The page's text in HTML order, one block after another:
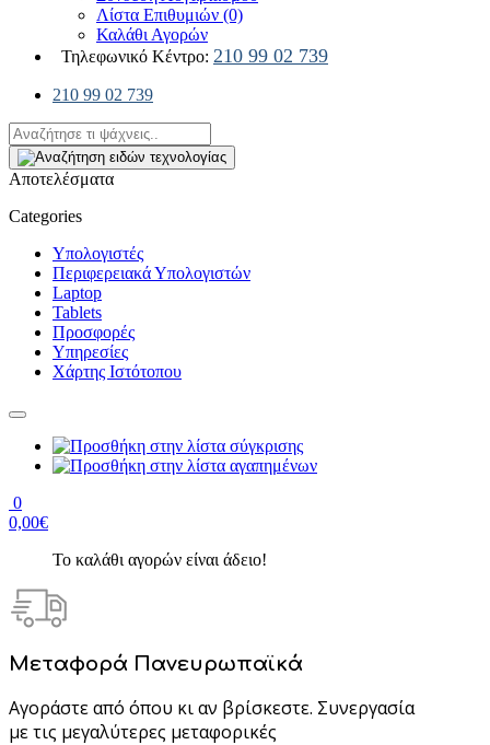
Λίστα Επιθυμιών (0)
Καλάθι Αγορών
Τηλεφωνικό Κέντρο: 210 99 02 739
210 99 02 739
Αποτελέσματα
Categories
Υπολογιστές
Περιφερειακά Υπολογιστών
Laptop
Tablets
Προσφορές
Υπηρεσίες
Χάρτης Ιστότοπου
0
0,00€
Το καλάθι αγορών είναι άδειο!
Μεταφορά Πανευρωπαϊκά
Αγοράστε από όπου κι αν βρίσκεστε. Συνεργασία
με τις μεγαλύτερες μεταφορικές